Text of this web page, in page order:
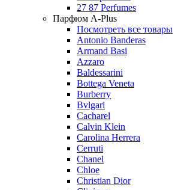
27 87 Perfumes
Парфюм A-Plus
Посмотреть все товары
Antonio Banderas
Armand Basi
Azzaro
Baldessarini
Bottega Veneta
Burberry
Bvlgari
Cacharel
Calvin Klein
Carolina Herrera
Cerruti
Chanel
Chloe
Christian Dior